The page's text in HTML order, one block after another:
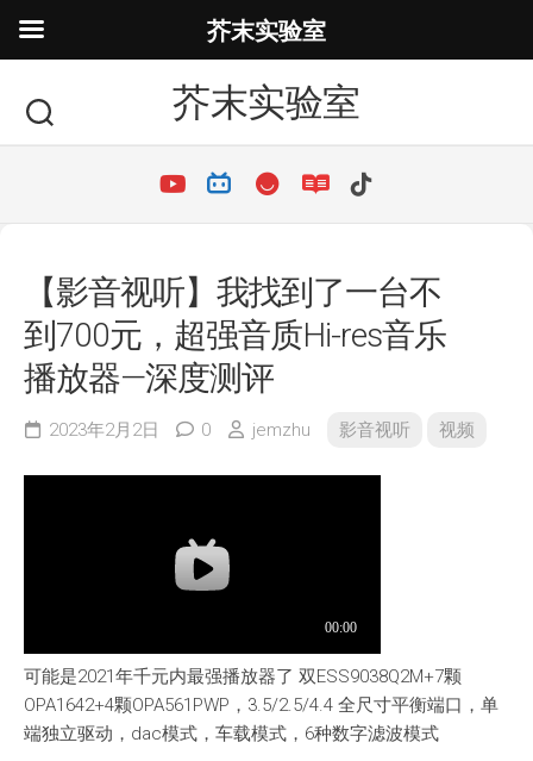
芥末实验室
【影音视听】我找到了一台不
到700元，超强音质Hi-res音乐
播放器—深度测评
2023年2月2日 0 jemzhu 影音视听 视频
可能是2021年千元内最强播放器了 双ESS9038Q2M+7颗
OPA1642+4颗OPA561PWP，3.5/2.5/4.4 全尺寸平衡端口，单
端独立驱动，dac模式，车载模式，6种数字滤波模式
芥末实验室